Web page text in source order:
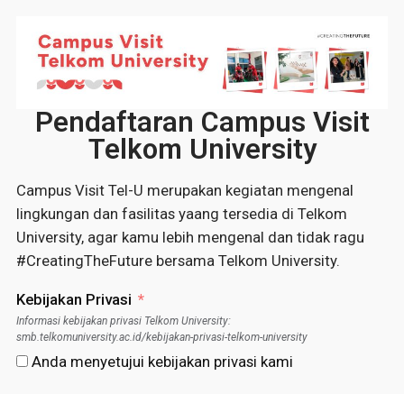
Pendaftaran Campus Visit
Telkom University
Campus Visit Tel-U merupakan kegiatan mengenal
lingkungan dan fasilitas yaang tersedia di Telkom
University, agar kamu lebih mengenal dan tidak ragu
#CreatingTheFuture bersama Telkom University.
Kebijakan Privasi
Informasi kebijakan privasi Telkom University:
smb.telkomuniversity.ac.id/kebijakan-privasi-telkom-university
Anda menyetujui kebijakan privasi kami